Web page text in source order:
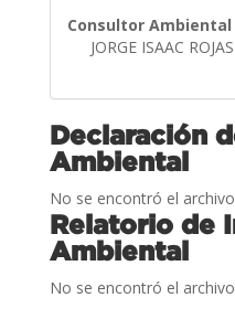
Consultor Ambiental
JORGE ISAAC
Declaración
Ambiental
No se encontró el
Relatorio de
Ambiental
No se encontró el